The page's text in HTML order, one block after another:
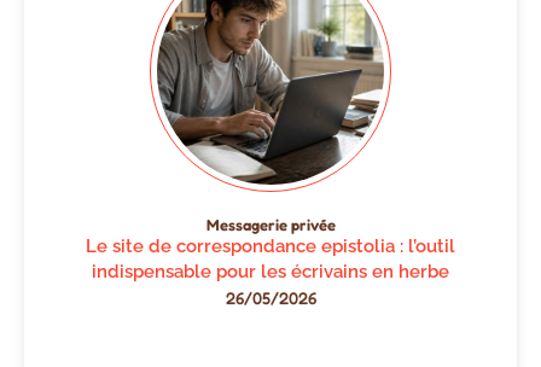
Messagerie privée
Le site de correspondance epistolia : l’outil
indispensable pour les écrivains en herbe
26/05/2026